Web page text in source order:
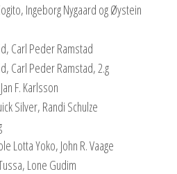
Ingeborg Nygaard og Øystein
Carl Peder Ramstad
Carl Peder Ramstad, 2.g
F. Karlsson
Silver, Randi Schulze
Lotta Yoko, John R. Vaage
Lone Gudim